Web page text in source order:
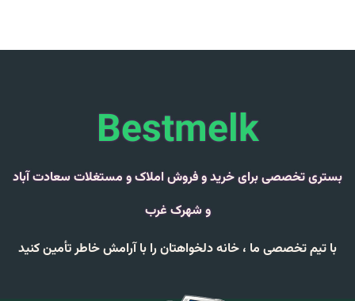
Bestmelk
بستری تخصصی برای خرید و فروش املاک و مستغلات سعادت آباد
و شهرک غرب
با تیم تخصصی ما ، خانه دلخواهتان را باآرامش خاطرتأمین کنید